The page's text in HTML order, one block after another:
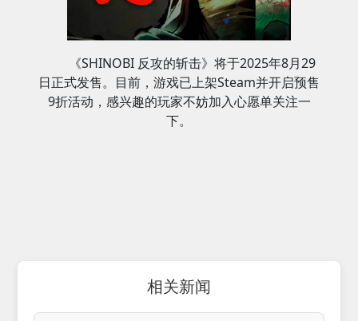
《SHINOBI 反攻的斩击》将于2025年8月29
日正式发售。目前，游戏已上架Steam并开启预售
9折活动，感兴趣的玩家不妨加入心愿单关注一
下。
相关新闻